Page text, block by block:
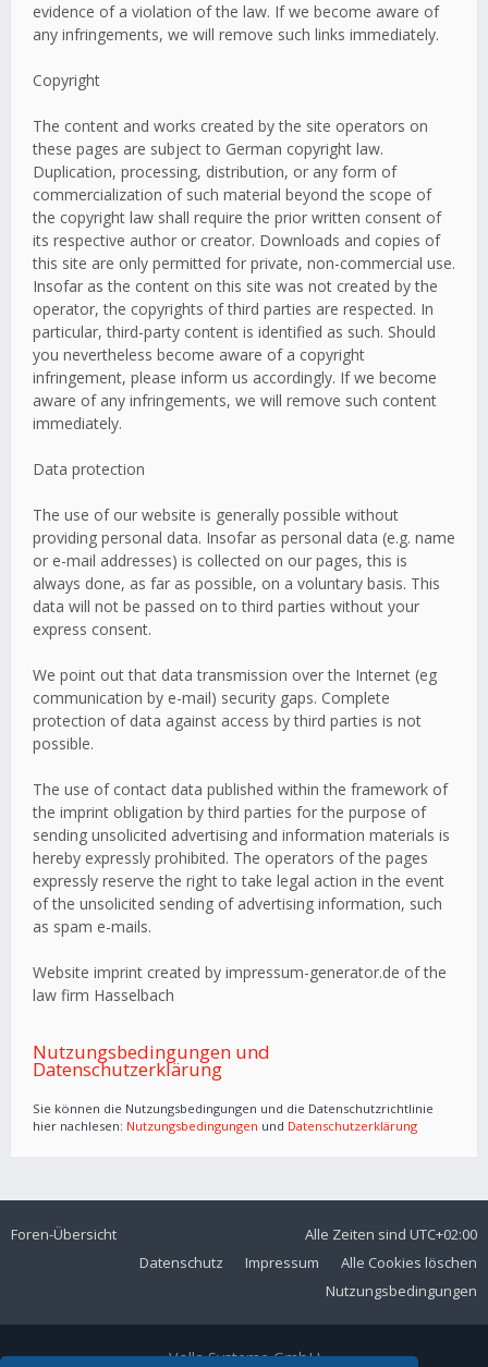
evidence of a violation of the law. If we become aware of
any infringements, we will remove such links immediately.
Copyright
The content and works created by the site operators on
these pages are subject to German copyright law.
Duplication, processing, distribution, or any form of
commercialization of such material beyond the scope of
the copyright law shall require the prior written consent of
its respective author or creator. Downloads and copies of
this site are only permitted for private, non-commercial use.
Insofar as the content on this site was not created by the
operator, the copyrights of third parties are respected. In
particular, third-party content is identified as such. Should
you nevertheless become aware of a copyright
infringement, please inform us accordingly. If we become
aware of any infringements, we will remove such content
immediately.
Data protection
The use of our website is generally possible without
providing personal data. Insofar as personal data (e.g. name
or e-mail addresses) is collected on our pages, this is
always done, as far as possible, on a voluntary basis. This
data will not be passed on to third parties without your
express consent.
We point out that data transmission over the Internet (eg
communication by e-mail) security gaps. Complete
protection of data against access by third parties is not
possible.
The use of contact data published within the framework of
the imprint obligation by third parties for the purpose of
sending unsolicited advertising and information materials is
hereby expressly prohibited. The operators of the pages
expressly reserve the right to take legal action in the event
of the unsolicited sending of advertising information, such
as spam e-mails.
Website imprint created by impressum-generator.de of the
law firm Hasselbach
Nutzungsbedingungen und
Datenschutzerklärung
Sie können die Nutzungsbedingungen und die Datenschutzrichtlinie
hier nachlesen: Nutzungsbedingungen und Datenschutzerklärung
Foren-Übersicht Alle Zeiten sind UTC+02:00
Alle Cookies löschen
Impressum
Datenschutz
Nutzungsbedingungen
Volla Systeme GmbH